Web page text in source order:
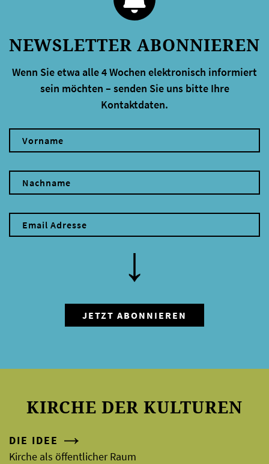
NEWSLETTER ABONNIEREN
Wenn Sie etwa alle 4 Wochen elektronisch informiert
sein möchten – senden Sie uns bitte Ihre
Kontaktdaten.
KIRCHE DER KULTUREN
DIE IDEE
Kirche als öffentlicher Raum